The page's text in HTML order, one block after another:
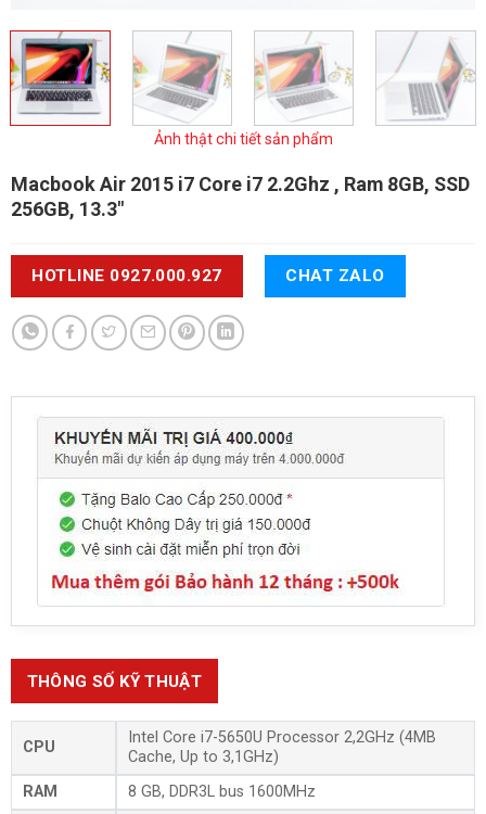
Ảnh thật chi tiết sản phẩm
Macbook Air 2015 i7 Core i7 2.2Ghz , Ram 8GB, SSD
256GB, 13.3"
HOTLINE 0927.000.927 CHAT ZALO
THÔNG SỐ KỸ THUẬT
CPU
Intel Core i7-5650U Processor 2,2GHz (4MB
Cache, Up to 3,1GHz)
RAM
8 GB, DDR3L bus 1600MHz